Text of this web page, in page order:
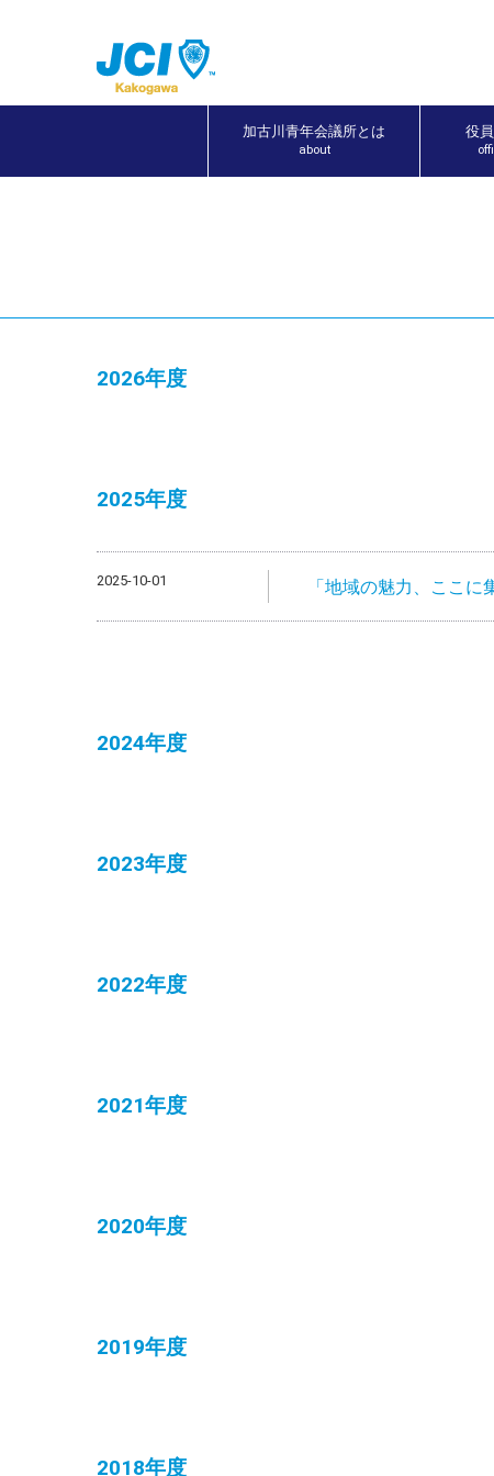
加古川青年会議所とは
about
役
2026年度
2025年度
2025-10-01 「地域の魅力、ここ
2024年度
2023年度
2022年度
2021年度
2020年度
2019年度
2018年度